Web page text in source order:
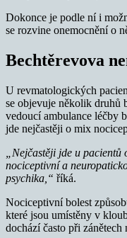
Dokonce je podle ní i
se rozvine onemocnění o
Bechtěrevova
U revmatologických
se objevuje několik druhů
vedoucí ambulance léčby
jde nejčastěji o mix
„Nejčastěji jde u
nociceptivní a
psychika,“ říká.
Nociceptivní bolest
které jsou umístěny v
dochází často při zánětech